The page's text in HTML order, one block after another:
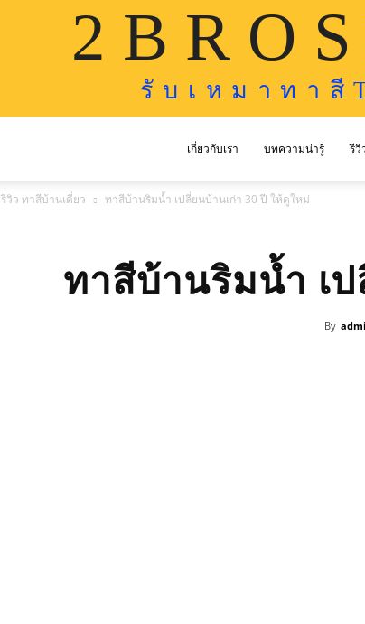
2 B R O
รั บ เ ห ม า ท า สี
เกี่ยวกับเรา บทความน่ารู้ รีวิ
รีวิว ทาสีบ้านเดี่ยว ทาสีบ้านริมน้ำ เปลี่ยนบ้านเก่า 30 ปี ให้ดูใหม่
ทาสีบ้านริมน้ำ เ
By